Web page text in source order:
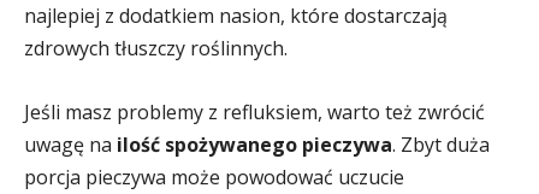
najlepiej z dodatkiem nasion, które dostarczają
zdrowych tłuszczy roślinnych.
Jeśli masz problemy z refluksiem, warto też zwrócić
uwagę na ilość spożywanego pieczywa. Zbyt duża
porcja pieczywa może powodować uczucie